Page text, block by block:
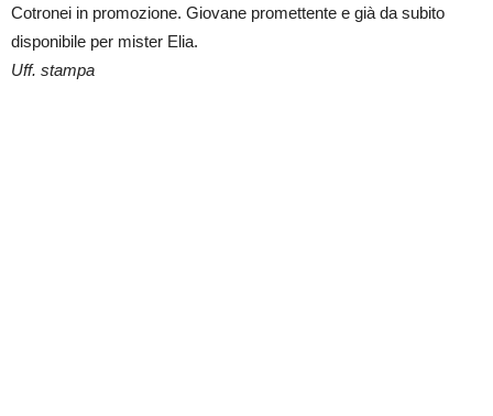
Cotronei in promozione. Giovane promettente e già da subito
disponibile per mister Elia.
Uff. stampa